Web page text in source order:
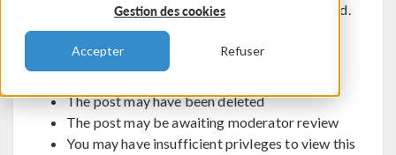
Gestion des cookies
Accepter Refuser
The post you are trying to view cannot be displayed.
Possible reasons:
The post may have been deleted
The post may be awaiting moderator review
You may have insufficient privleges to view this